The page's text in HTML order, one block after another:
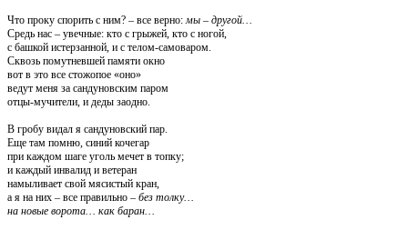
Что проку спорить с ним? – все верно:мы – другой…
Средь нас – увечные: кто с грыжей, кто с ногой,
с башкой истерзанной, и с телом-самоваром.
Сквозь помутневшей памяти окно
вот в это все стожопое «оно»
ведут меня за сандуновским паром
отцы-мучители, и деды заодно.
В гробу видал я сандуновский пар.
Еще там помню, синий кочегар
при каждом шаге уголь мечет в топку;
и каждый инвалид и ветеран
намыливает свой мясистый кран,
а я на них – все правильно – без толку…
на новые ворота… как баран…